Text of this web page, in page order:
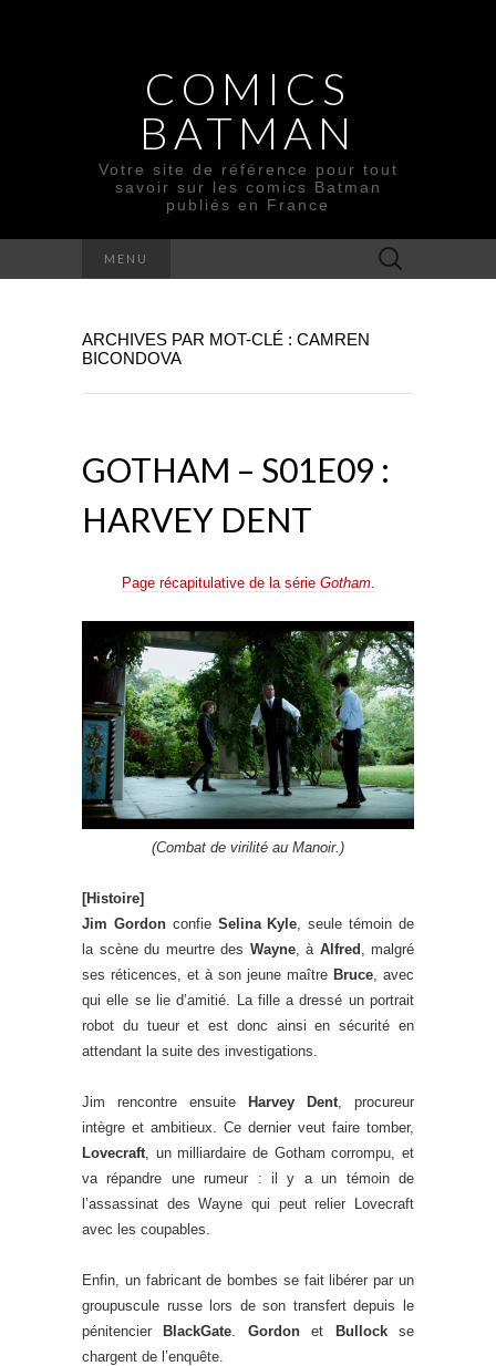
COMICS
BATMAN
Votre site de référence pour tout
savoir sur les comics Batman
publiés en France
MENU Rechercher :
ARCHIVES PAR MOT-CLÉ : CAMREN
BICONDOVA
GOTHAM – S01E09 :
HARVEY DENT
Page récapitulative de la série Gotham.
(Combat de virilité au Manoir.)
[Histoire]
Jim Gordonconfie Selina Kyle , seule témoin de
la scène du meurtre des Wayne, à Alfred , malgré
ses réticences, et à son jeune maître Bruce , avec
qui elle se lie d’amitié. La fille a dressé un portrait
robot du tueur et est donc ainsi en sécurité en
attendant la suite des investigations.
Jim rencontre ensuite Harvey Dent , procureur
intègre et ambitieux. Ce dernier veut faire tomber,
Lovecraft , un milliardaire de Gotham corrompu, et
va répandre une rumeur : il y a un témoin de
l’assassinat des Wayne qui peut relier Lovecraft
avec les coupables.
Enfin, un fabricant de bombes se fait libérer par un
groupuscule russe lors de son transfert depuis le
pénitencierBlackGate Gordonet Bullockse
chargent de l’enquête.